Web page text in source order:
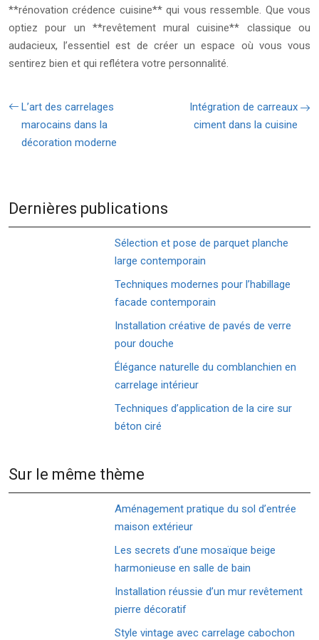
**rénovation crédence cuisine** qui vous ressemble. Que vous
optiez pour un **revêtement mural cuisine** classique ou
audacieux, l’essentiel est de créer un espace où vous vous
sentirez bien et qui reflétera votre personnalité.
L’art des carrelages
marocains dans la
décoration moderne
Intégration de carreaux
ciment dans la cuisine
Dernières publications
Sélection et pose de parquet planche
large contemporain
Techniques modernes pour l’habillage
facade contemporain
Installation créative de pavés de verre
pour douche
Élégance naturelle du comblanchien en
carrelage intérieur
Techniques d’application de la cire sur
béton ciré
Sur le même thème
Aménagement pratique du sol d’entrée
maison extérieur
Les secrets d’une mosaïque beige
harmonieuse en salle de bain
Installation réussie d’un mur revêtement
pierre décoratif
Style vintage avec carrelage cabochon